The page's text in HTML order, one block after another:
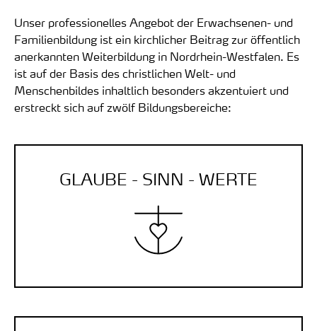
Unser professionelles Angebot der Erwachsenen- und
Familienbildung ist ein kirchlicher Beitrag zur öffentlich
anerkannten Weiterbildung in Nordrhein-Westfalen. Es
ist auf der Basis des christlichen Welt- und
Menschenbildes inhaltlich besonders akzentuiert und
erstreckt sich auf zwölf Bildungsbereiche:
GLAUBE - SINN - WERTE